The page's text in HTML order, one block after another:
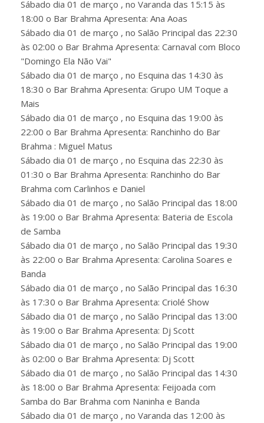
Sábado dia 01 de março , no Varanda das 15:15 às
18:00 o Bar Brahma Apresenta: Ana Aoas
Sábado dia 01 de março , no Salão Principal das 22:30
às 02:00 o Bar Brahma Apresenta: Carnaval com Bloco
"Domingo Ela Não Vai"
Sábado dia 01 de março , no Esquina das 14:30 às
18:30 o Bar Brahma Apresenta: Grupo UM Toque a
Mais
Sábado dia 01 de março , no Esquina das 19:00 às
22:00 o Bar Brahma Apresenta: Ranchinho do Bar
Brahma : Miguel Matus
Sábado dia 01 de março , no Esquina das 22:30 às
01:30 o Bar Brahma Apresenta: Ranchinho do Bar
Brahma com Carlinhos e Daniel
Sábado dia 01 de março , no Salão Principal das 18:00
às 19:00 o Bar Brahma Apresenta: Bateria de Escola
de Samba
Sábado dia 01 de março , no Salão Principal das 19:30
às 22:00 o Bar Brahma Apresenta: Carolina Soares e
Banda
Sábado dia 01 de março , no Salão Principal das 16:30
às 17:30 o Bar Brahma Apresenta: Criolé Show
Sábado dia 01 de março , no Salão Principal das 13:00
às 19:00 o Bar Brahma Apresenta: Dj Scott
Sábado dia 01 de março , no Salão Principal das 19:00
às 02:00 o Bar Brahma Apresenta: Dj Scott
Sábado dia 01 de março , no Salão Principal das 14:30
às 18:00 o Bar Brahma Apresenta: Feijoada com
Samba do Bar Brahma com Naninha e Banda
Sábado dia 01 de março , no Varanda das 12:00 às